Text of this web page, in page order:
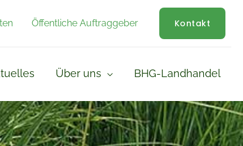
Öffentliche Auftraggeber Kontakt
Über uns BHG-Landhandel